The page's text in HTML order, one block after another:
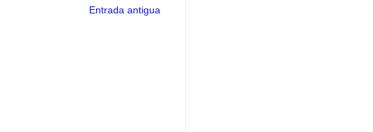
Entrada antigua